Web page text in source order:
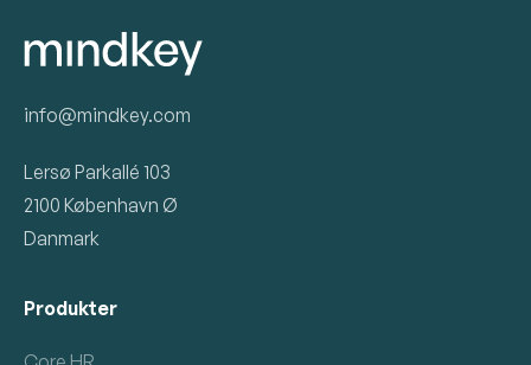
info@mindkey.com
Lersø Parkallé 103
2100 København Ø
Danmark
Produkter